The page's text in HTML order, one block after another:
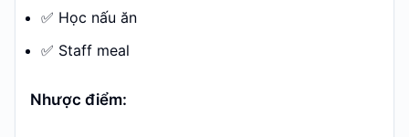
✅ Học nấu ăn
✅ Staff meal
Nhược điểm: